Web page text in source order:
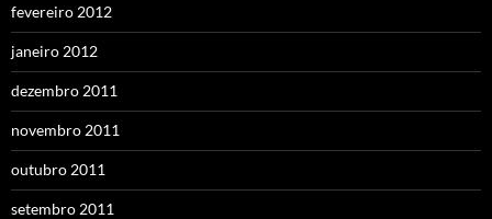
fevereiro 2012
janeiro 2012
dezembro 2011
novembro 2011
outubro 2011
setembro 2011